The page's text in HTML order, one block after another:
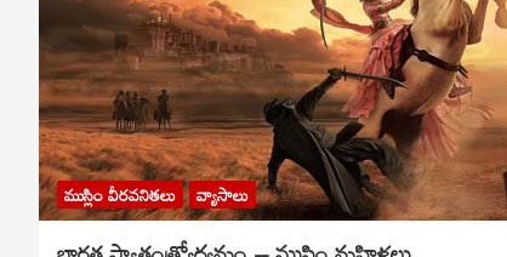
ముస్లిం వీరవనితలు వ్యాసాలు